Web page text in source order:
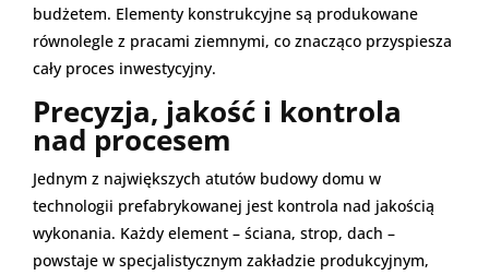
budżetem. Elementy konstrukcyjne są produkowane
równolegle z pracami ziemnymi, co znacząco przyspiesza
cały proces inwestycyjny.
Precyzja, jakość i kontrola
nad procesem
Jednym z największych atutów budowy domu w
technologii prefabrykowanej jest kontrola nad jakością
wykonania. Każdy element – ściana, strop, dach –
powstaje w specjalistycznym zakładzie produkcyjnym,